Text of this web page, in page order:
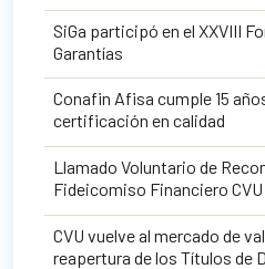
SiGa participó en el XXVIII
Garantías
Conafin Afisa cumple 15
certificación en calidad
Llamado Voluntario de
Fideicomiso Financiero CVU
CVU vuelve al mercado de
reapertura de los Títulos de